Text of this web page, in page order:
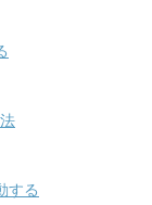
する